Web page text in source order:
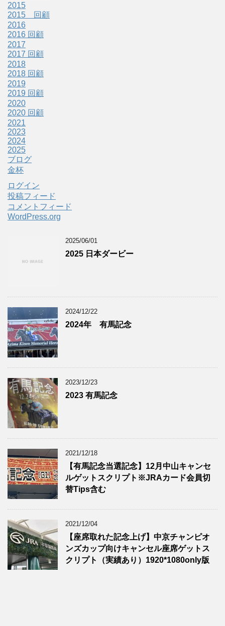
2015
2015 回顧
2016
2016 回顧
2017
2017 回顧
2018
2018 回顧
2019
2019 回顧
2020
2020 回顧
2021
2023
2024
2025
ブログ
金杯
ログイン
投稿フィード
コメントフィード
WordPress.org
2025/06/01
2025 日本ダービー
2024/12/22
2024年 有馬記念
2023/12/23
2023 有馬記念
2021/12/18
【有馬記念当選記念】12月中山キャンセ
ルゲットスクリプト※JRAカード会員切
替Tips含む
2021/12/04
【座席取れた記念上げ】中京チャンピオ
ンズカップ向けキャンセル座席ゲットス
クリプト（実績あり）1920*1080only版